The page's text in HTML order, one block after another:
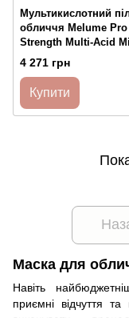
Мультикислотний
обличчя Melume Pro
Strength Multi-Acid
Peel3 100 ml
4 271 грн
Купити
Маска для
Навіть
приємні відчуття